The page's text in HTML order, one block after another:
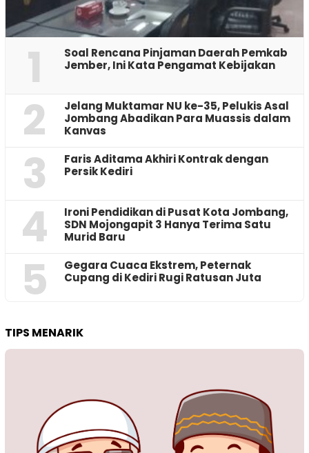
1
‎Soal Rencana Pinjaman Daerah Pemkab
Jember, Ini Kata Pengamat Kebijakan ‎
2
Jelang Muktamar NU ke-35, Pelukis Asal
Jombang Abadikan Para Muassis dalam
Kanvas
3
Faris Aditama Akhiri Kontrak dengan
Persik Kediri
4
Ironi Pendidikan di Pusat Kota Jombang,
SDN Mojongapit 3 Hanya Terima Satu
Murid Baru
5
‎Gegara Cuaca Ekstrem, Peternak
Cupang di Kediri Rugi Ratusan Juta
TIPS MENARIK